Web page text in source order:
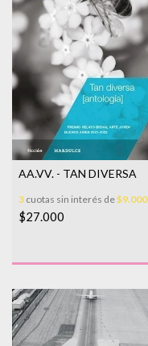
AA.VV. - TAN DIVERSA
3 cuotas sin interés de$9.000
$27.000